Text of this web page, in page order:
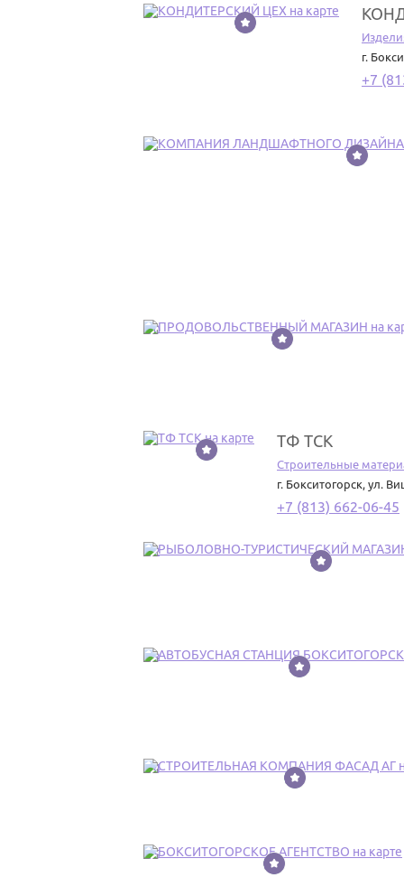
8
г.
+7
9
10
11 ТФ ТСК
Строительные
г. Бокситогорск, ул.
+7 (813) 662-06-45
12
13
14
15